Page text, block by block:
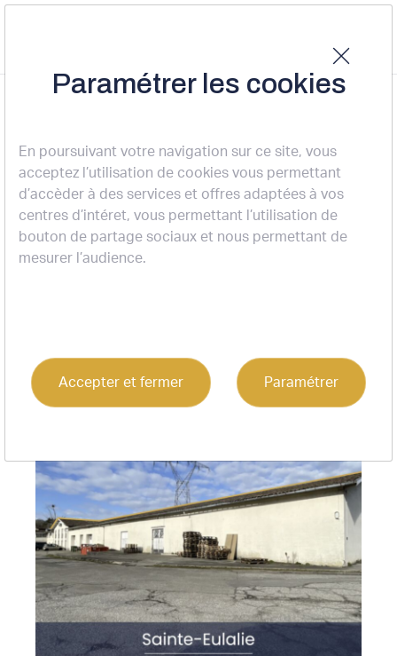
Paramétrer les cookies
En poursuivant votre navigation sur ce site, vous
acceptez l’utilisation de cookies vous permettant
d’accèder à des services et offres adaptées à vos
centres d’intéret, vous permettant l’utilisation de
bouton de partage sociaux et nous permettant de
mesurer l’audience.
Accepter et fermer Paramétrer
NOS TRANSACTIONS
Transaction - Sainte Eulalie -
Bâtiment de stockage /